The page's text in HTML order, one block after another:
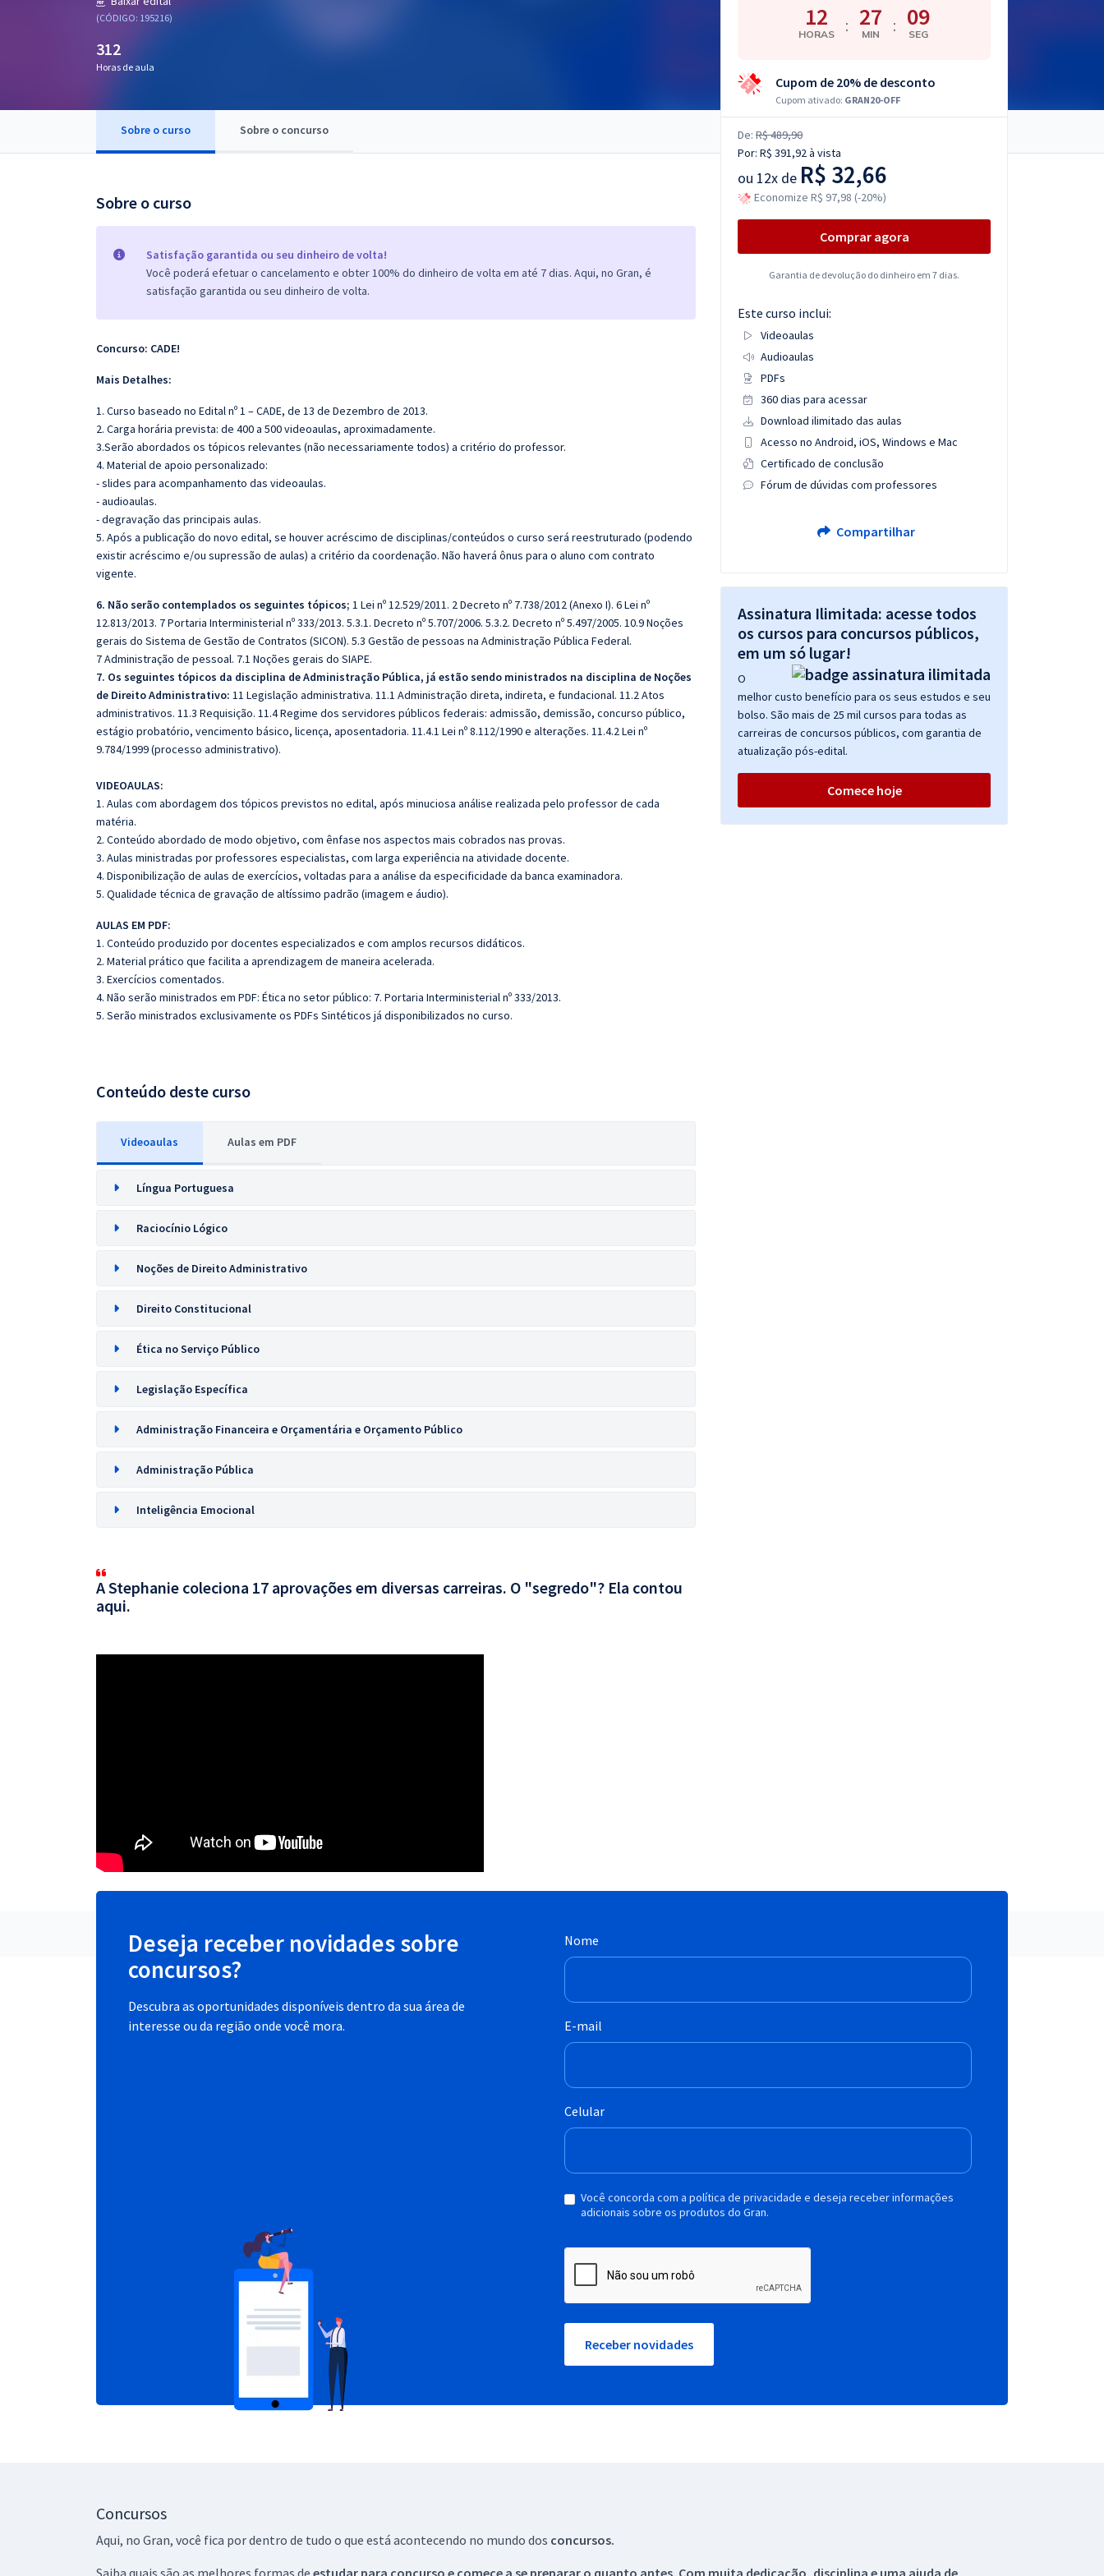
Conteúdo gratuito
(CÓDIGO: 195216)
312
Horas de aula
Sobre o curso Sobre o concurso
Sobre o curso
Satisfação garantida ou seu dinheiro de volta!
Você poderá efetuar o cancelamento e obter 100% do dinheiro de volta em até 7 dias. Aqui, no Gran, é
satisfação garantida ou seu dinheiro de volta.
Concurso: CADE!
Mais Detalhes:
1. Curso baseado no Edital nº 1 – CADE, de 13 de Dezembro de 2013.
2. Carga horária prevista: de 400 a 500 videoaulas, aproximadamente.
3.Serão abordados os tópicos relevantes (não necessariamente todos) a critério do professor.
4. Material de apoio personalizado:
- slides para acompanhamento das videoaulas.
- audioaulas.
- degravação das principais aulas.
5. Após a publicação do novo edital, se houver acréscimo de disciplinas/conteúdos o curso será reestruturado (podendo
existir acréscimo e/ou supressão de aulas) a critério da coordenação. Não haverá ônus para o aluno com contrato
vigente.
6. Não serão contemplados os seguintes tópicos; 1 Lei nº 12.529/2011. 2 Decreto nº 7.738/2012 (Anexo I). 6 Lei nº
12.813/2013. 7 Portaria Interministerial nº 333/2013. 5.3.1. Decreto nº 5.707/2006. 5.3.2. Decreto nº 5.497/2005. 10.9 Noções
gerais do Sistema de Gestão de Contratos (SICON). 5.3 Gestão de pessoas na Administração Pública Federal.
7 Administração de pessoal. 7.1 Noções gerais do SIAPE.
7. Os seguintes tópicos da disciplina de Administração Pública, já estão sendo ministrados na disciplina de Noções
de Direito Administrativo: 11 Legislação administrativa. 11.1 Administração direta, indireta, e fundacional. 11.2 Atos
administrativos. 11.3 Requisição. 11.4 Regime dos servidores públicos federais: admissão, demissão, concurso público,
estágio probatório, vencimento básico, licença, aposentadoria. 11.4.1 Lei nº 8.112/1990 e alterações. 11.4.2 Lei nº
9.784/1999 (processo administrativo).
VIDEOAULAS:
1. Aulas com abordagem dos tópicos previstos no edital, após minuciosa análise realizada pelo professor de cada
matéria.
2. Conteúdo abordado de modo objetivo, com ênfase nos aspectos mais cobrados nas provas.
3. Aulas ministradas por professores especialistas, com larga experiência na atividade docente.
4. Disponibilização de aulas de exercícios, voltadas para a análise da especificidade da banca examinadora.
5. Qualidade técnica de gravação de altíssimo padrão (imagem e áudio).
AULAS EM PDF:
1. Conteúdo produzido por docentes especializados e com amplos recursos didáticos.
2. Material prático que facilita a aprendizagem de maneira acelerada.
3. Exercícios comentados.
4. Não serão ministrados em PDF: Ética no setor público: 7. Portaria Interministerial nº 333/2013.
5. Serão ministrados exclusivamente os PDFs Sintéticos já disponibilizados no curso.
Conteúdo deste curso
Videoaulas Aulas em PDF
Língua Portuguesa
Raciocínio Lógico
Noções de Direito Administrativo
Direito Constitucional
Ética no Serviço Público
Legislação Específica
Administração Financeira e Orçamentária e Orçamento Público
Administração Pública
Inteligência Emocional
A Stephanie coleciona 17 aprovações em diversas carreiras. O "segredo"? Ela contou
aqui.
12
HORAS : 27
MIN : 08
SEG
Cupom de 20% de desconto
Cupom ativado: GRAN20-OFF
De: R$ 489,90
Por: R$ 391,92à vista
ou 12x de R$ 32,66
Economize R$ 97,98 (-20%)
Comprar agora
Garantia de devolução do dinheiro em 7 dias.
Este curso inclui:
Videoaulas
Audioaulas
PDFs
360 dias para acessar
Download ilimitado das aulas
Acesso no Android, iOS, Windows e Mac
Certificado de conclusão
Fórum de dúvidas com professores
Compartilhar
Assinatura Ilimitada: acesse todos
os cursos para concursos públicos,
em um só lugar!
O
melhor custo benefício para os seus estudos e seu
bolso. São mais de 25 mil cursos para todas as
carreiras de concursos públicos, com garantia de
atualização pós-edital.
Comece hoje
Deseja receber novidades sobre
concursos?
Descubra as oportunidades disponíveis dentro da sua área de
interesse ou da região onde você mora.
Nome
E-mail
Celular
Você concorda com a política de privacidade e deseja receber informações
adicionais sobre os produtos do Gran.
Receber novidades
Concursos
Aqui, no Gran, você fica por dentro de tudo o que está acontecendo no mundo dos concursos.